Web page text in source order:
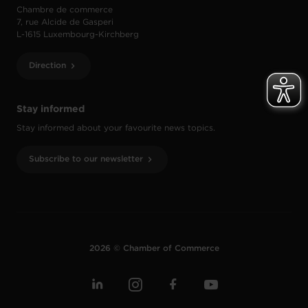
Stay informed
Stay informed about your favourite news topics.
Subscribe to our newsletter
Chambre de commerce
7, rue Alcide de Gasperi
L-1615 Luxembourg-Kirchberg
Direction
2026 © Chamber of Commerce